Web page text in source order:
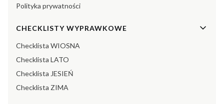
Polityka prywatności
CHECKLISTY WYPRAWKOWE
Checklista WIOSNA
Checklista LATO
Checklista JESIEŃ
Checklista ZIMA